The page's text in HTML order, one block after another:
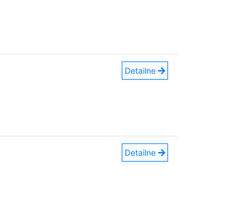
Detailne
Detailne